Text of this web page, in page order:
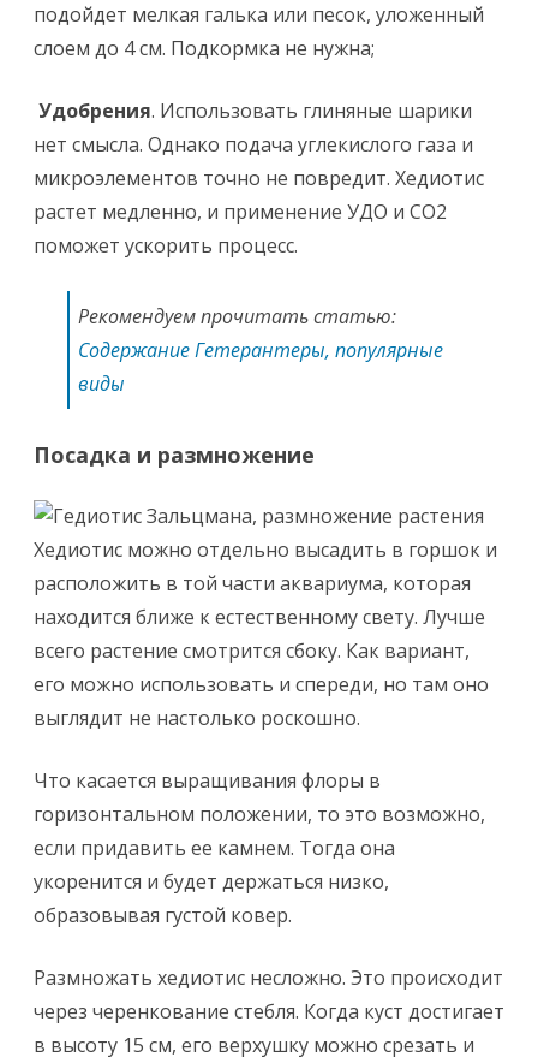
подойдет мелкая галька или песок, уложенный
слоем до 4 см. Подкормка не нужна;
Удобрения. Использовать глиняные шарики
нет смысла. Однако подача углекислого газа и
микроэлементов точно не повредит. Хедиотис
растет медленно, и применение УДО и CO2
поможет ускорить процесс.
Рекомендуем прочитать статью:
Содержание Гетерантеры, популярные
виды
Посадка и размножение
Хедиотис можно отдельно высадить в горшок и
расположить в той части аквариума, которая
находится ближе к естественному свету. Лучше
всего растение смотрится сбоку. Как вариант,
его можно использовать и спереди, но там оно
выглядит не настолько роскошно.
Что касается выращивания флоры в
горизонтальном положении, то это возможно,
если придавить ее камнем. Тогда она
укоренится и будет держаться низко,
образовывая густой ковер.
Размножать хедиотис несложно. Это происходит
через черенкование стебля. Когда куст достигает
в высоту 15 см, его верхушку можно срезать и